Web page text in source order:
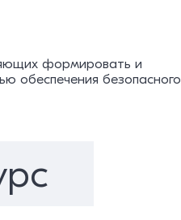
формировать и
обеспечения безопасного